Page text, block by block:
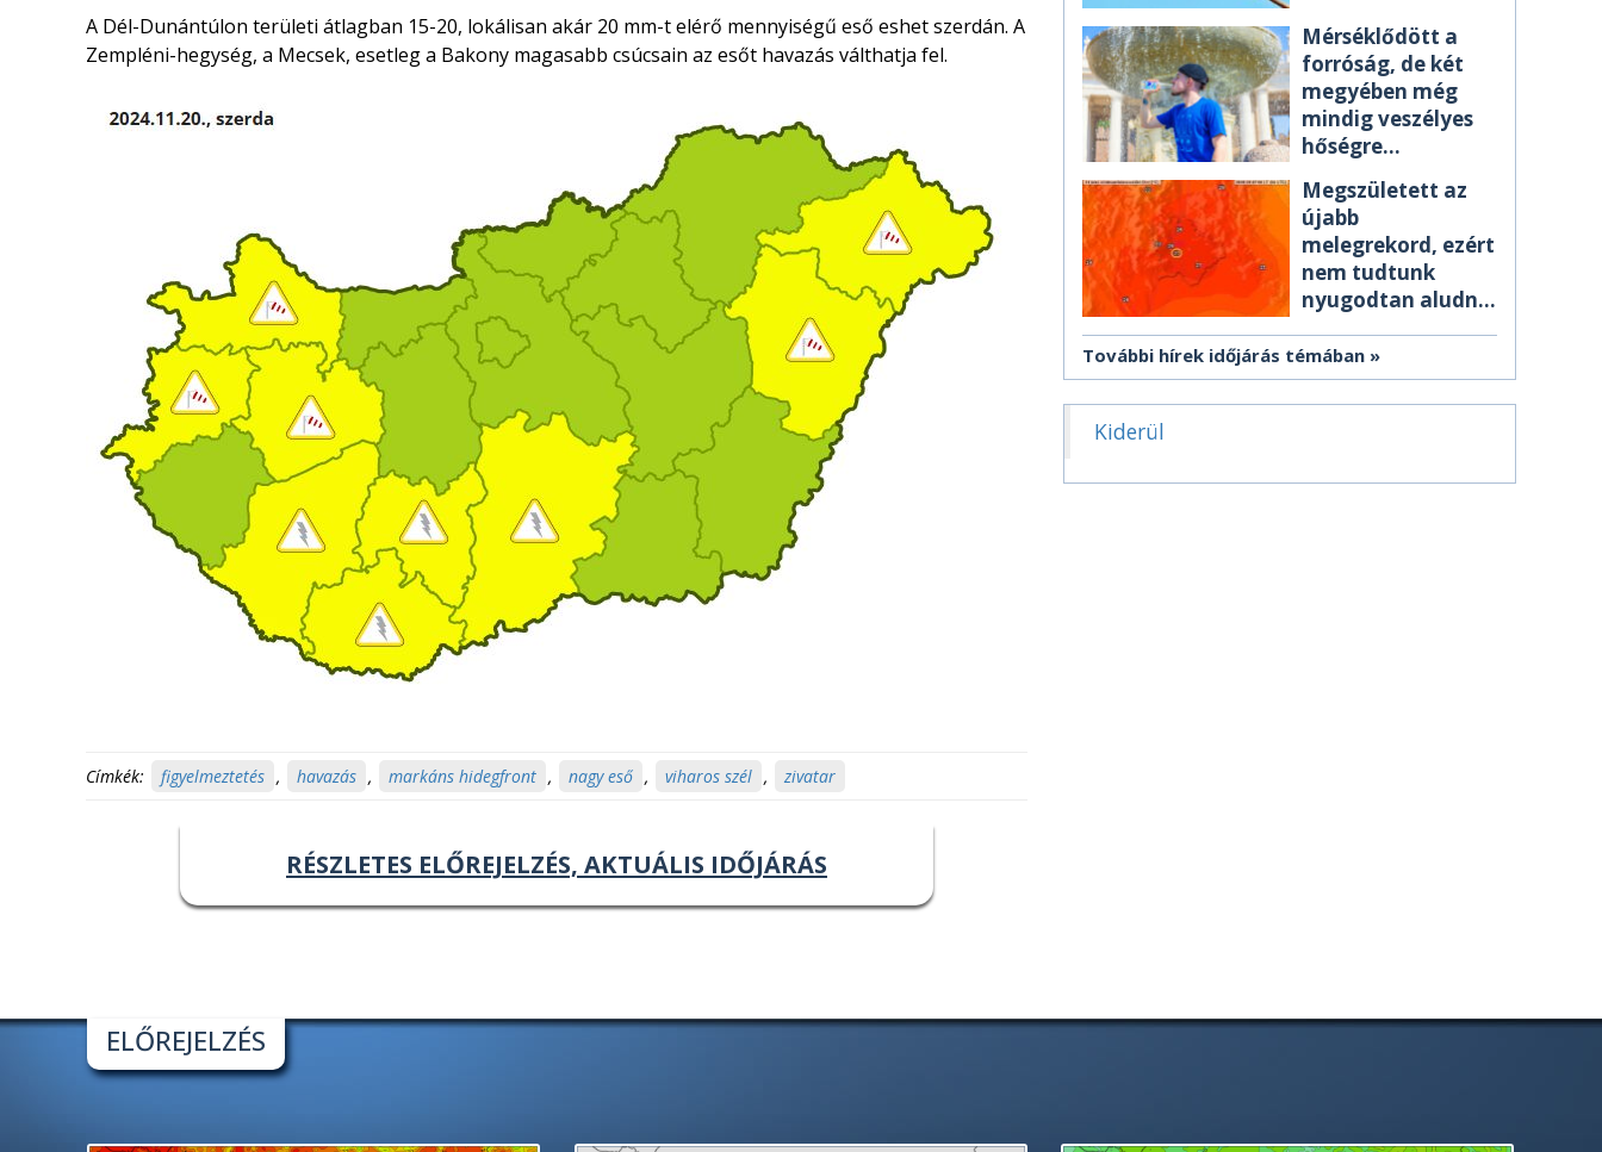
A Dél-Dunántúlon területi átlagban 15-20, lokálisan akár 20 mm-t elérő mennyiségű eső eshet szerdán. A
Zempléni-hegység, a Mecsek, esetleg a Bakony magasabb csúcsain az esőt havazás válthatja fel.
Címkék: figyelmeztetés , havazás , markáns hidegfront , nagy eső , viharos szél , zivatar
RÉSZLETES ELŐREJELZÉS, AKTUÁLIS IDŐJÁRÁS
Mérséklődött a
forróság, de két
megyében még
mindig veszélyes
hőségre
Megszületett az
újabb
melegrekord, ezért
nem tudtunk
nyugodtan aludni
További hírek időjárás témában
Kiderül
ELŐREJELZÉS